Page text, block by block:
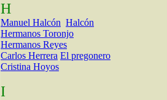
H
Manuel Halcón Halcón
Hermanos Toronjo
Hermanos Reyes
Carlos Herrera El pregonero
Cristina Hoyos
I